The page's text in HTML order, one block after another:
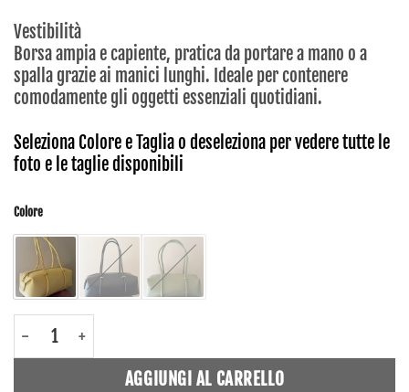
Vestibilità
Borsa ampia e capiente, pratica da portare a mano o a
spalla grazie ai manici lunghi. Ideale per contenere
comodamente gli oggetti essenziali quotidiani.
Seleziona Colore e Taglia o deseleziona per vedere tutte le
foto e le taglie disponibili
Colore
AGGIUNGI AL CARRELLO